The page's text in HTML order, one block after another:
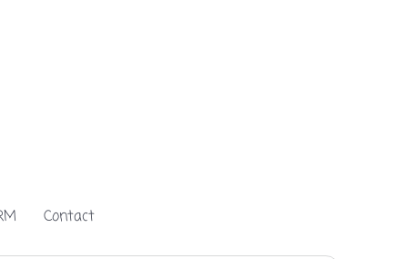
Contact